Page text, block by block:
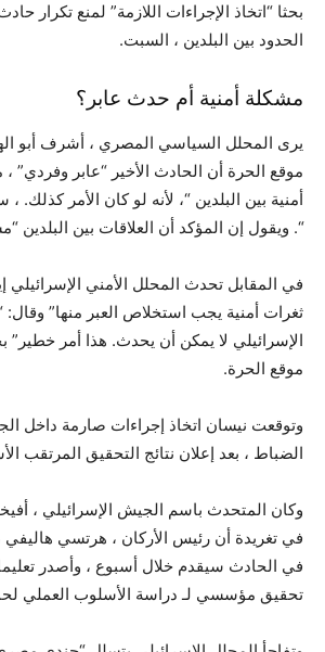
بحثا “اتخاذ الإجراءات اللازمة” لمنع تكرار
الحدود بين البلدين ، السبت.
مشكلة أمنية أم حدث عابر؟
يرى المحلل السياسي المصري ، أشرف أبو
موقع الحرة أن الحادث الأخير “عابر وفردي”
أمنية بين البلدين “، لأنه لو كان الأمر
“. ويقول إن المؤكد أن العلاقات بين البلدين
في المقابل تحدث المحلل الأمني
ثغرات أمنية يجب استخلاص العبر منها”
الإسرائيلي لا يمكن أن يحدث. هذا أمر
موقع الحرة.
وتوقعت نيسان اتخاذ إجراءات صارمة داخل
الضباط ، بعد إعلان نتائج التحقيق المرتقب
وكان المتحدث باسم الجيش الإسرائيلي ،
في تغريدة أن رئيس الأركان ، هرتسي هاليفي
في الحادث سيقدم خلال أسبوع ، وأصدر
تحقيق مؤسسي لـ دراسة الأسلوب العملي